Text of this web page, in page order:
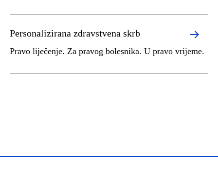
Personalizirana zdravstvena skrb
Pravo liječenje. Za pravog bolesnika. U pravo vrijeme.